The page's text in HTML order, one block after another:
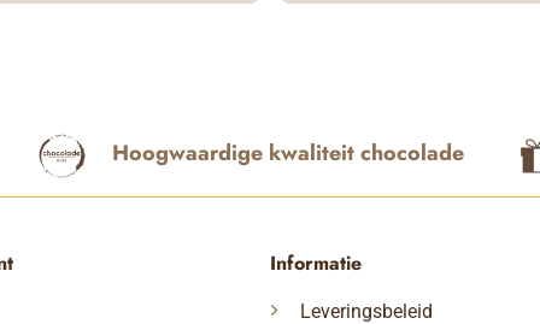
Hoogwaardige kwaliteit chocolade
Informatie
Leveringsbeleid